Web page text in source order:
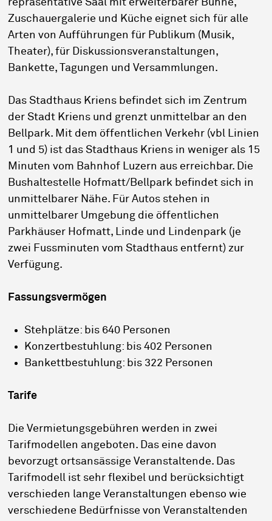
repräsentative Saal mit erweiterbarer Bühne,
Zuschauergalerie und Küche eignet sich für alle
Arten von Aufführungen für Publikum (Musik,
Theater), für Diskussionsveranstaltungen,
Bankette, Tagungen und Versammlungen.
Das Stadthaus Kriens befindet sich im Zentrum
der Stadt Kriens und grenzt unmittelbar an den
Bellpark. Mit dem öffentlichen Verkehr (vbl Linien
1 und 5) ist das Stadthaus Kriens in weniger als 15
Minuten vom Bahnhof Luzern aus erreichbar. Die
Bushaltestelle Hofmatt/Bellpark befindet sich in
unmittelbarer Nähe. Für Autos stehen in
unmittelbarer Umgebung die öffentlichen
Parkhäuser Hofmatt, Linde und Lindenpark (je
zwei Fussminuten vom Stadthaus entfernt) zur
Verfügung.
Fassungsvermögen
Stehplätze: bis 640 Personen
Konzertbestuhlung: bis 402 Personen
Bankettbestuhlung: bis 322 Personen
Tarife
Die Vermietungsgebühren werden in zwei
Tarifmodellen angeboten. Das eine davon
bevorzugt ortsansässige Veranstaltende. Das
Tarifmodell ist sehr flexibel und berücksichtigt
verschieden lange Veranstaltungen ebenso wie
verschiedene Bedürfnisse von Veranstaltenden